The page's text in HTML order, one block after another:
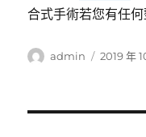
合式手術若您有任
作
admin
發
2019 年